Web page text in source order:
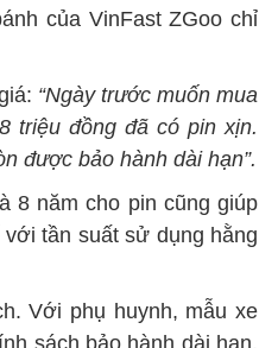
của VinFast ZGoo chỉ
“Ngày trước muốn mua
triệu đồng đã có pin xịn.
được bảo hành dài hạn”.
8 năm cho pin cũng giúp
tần suất sử dụng hằng
Với phụ huynh, mẫu xe
sách bảo hành dài hạn.